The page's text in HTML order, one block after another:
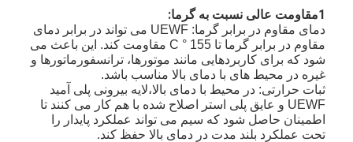
1مقاومت عالی نسبت به گرما:
دمای مقاوم در برابر گرما: UEWF می تواند در برابر دمای
مقاوم در برابر گرما تا 155 ° C مقاومت کند. این باعث می
شود که برای کاربردهایی مانند موتورها، ترانسفورماتورها و
غیره در محیط های با دمای بالا مناسب باشد.
ثبات حرارتی: در محیط با دمای بالا،لایه بیرونی پلی آمید
UEWF و عایق پلی استر اصلاح شده با هم کار می کنند تا
اطمینان حاصل شود که سیم می تواند عملکرد پایدار را
تحت عملکرد بلند مدت در دمای بالا حفظ کند.